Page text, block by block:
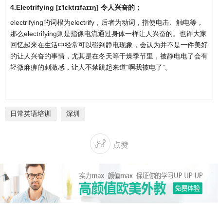
4.Electrifying [ɪ'lɛktrɪfaɪɪŋ] 令人兴奋的；
electrifying的词根为electrify，后者为动词，指使电击、触电等，
那么electrifying则是指像电流通过身体一样让人兴奋的。也许大家
回忆起来在生活中经常可以碰到静电现象，会认为并不是一件美好
的让人兴奋的事情，尤其是在冬天等干燥季节里，被静电电了会有
轻微麻痹的刺激感，让人不禁跳起来道“啊我被电了”。
日常英语培训 深圳
 点赞